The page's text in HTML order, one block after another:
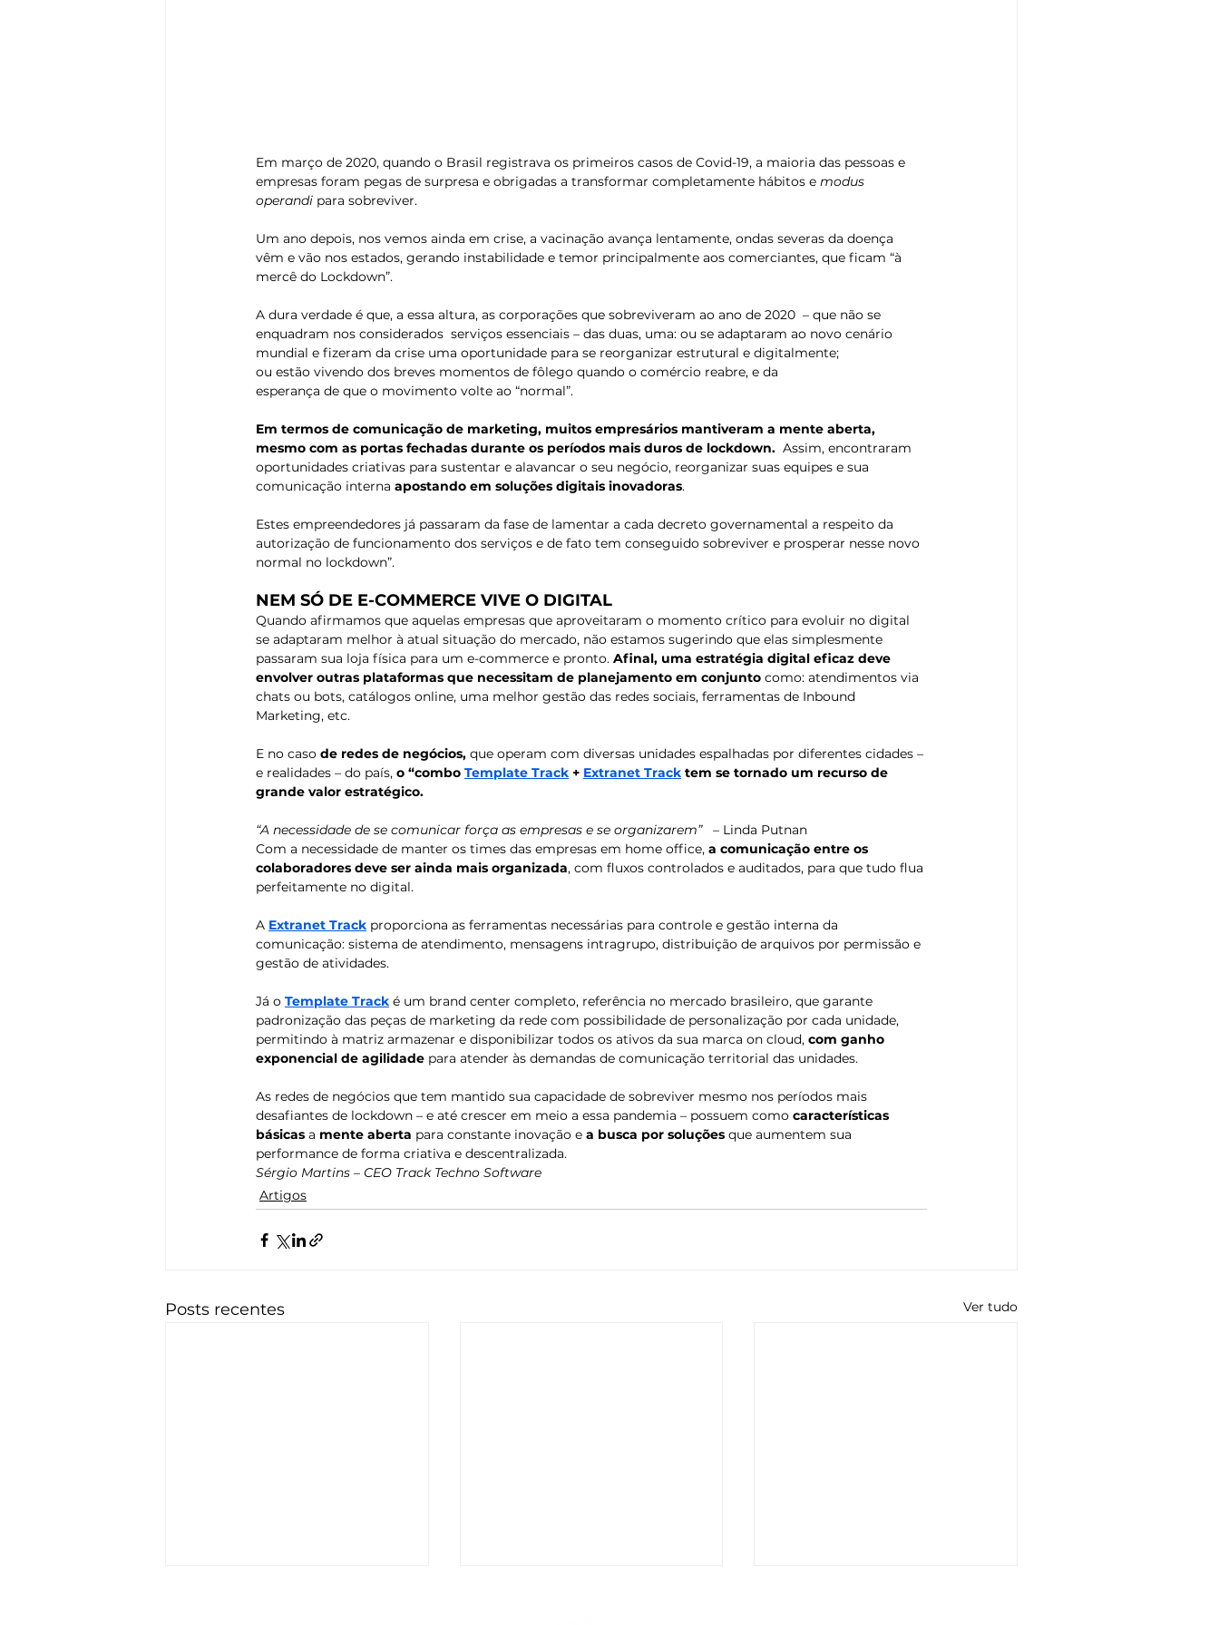
Em março de 2020, quando o Brasil registrava os primeiros casos de Covid-19, a maioria das pessoas e
empresas foram pegas de surpresa e obrigadas a transformar completamente hábitos e modus
operandi para sobreviver.
Um ano depois, nos vemos ainda em crise, a vacinação avança lentamente, ondas severas da doença
vêm e vão nos estados, gerando instabilidade e temor principalmente aos comerciantes, que ficam “à
mercê do Lockdown”.
A dura verdade é que, a essa altura, as corporações que sobreviveram ao ano de 2020  – que não se
enquadram nos considerados  serviços essenciais – das duas, uma: ou se adaptaram ao novo cenário
mundial e fizeram da crise uma oportunidade para se reorganizar estrutural e digitalmente;
ou estão vivendo dos breves momentos de fôlego quando o comércio reabre, e da
esperança de que o movimento volte ao “normal”.
Em termos de comunicação de marketing, muitos empresários mantiveram a mente aberta,
mesmo com as portas fechadas durante os períodos mais duros de lockdown.
  Assim, encontraram
oportunidades criativas para sustentar e alavancar o seu negócio, reorganizar suas equipes e sua
comunicação interna apostando em soluções digitais inovadoras.
Estes empreendedores já passaram da fase de lamentar a cada decreto governamental a respeito da
autorização de funcionamento dos serviços e de fato tem conseguido sobreviver e prosperar nesse novo
normal no lockdown”.
NEM SÓ DE E-COMMERCE VIVE O DIGITAL
Quando afirmamos que aquelas empresas que aproveitaram o momento crítico para evoluir no digital
se adaptaram melhor à atual situação do mercado, não estamos sugerindo que elas simplesmente
passaram sua loja física para um e-commerce e pronto. Afinal, uma estratégia digital eficaz deve
envolver outras plataformas que necessitam de planejamento em conjunto como: atendimentos via
chats ou bots, catálogos online, uma melhor gestão das redes sociais, ferramentas de Inbound
Marketing, etc.
E no caso de redes de negócios, que operam com diversas unidades espalhadas por diferentes cidades –
e realidades – do país, o “combo Template Track + Extranet Track tem se tornado um recurso de
grande valor estratégico.
“A necessidade de se comunicar força as empresas e se organizarem”
   – Linda Putnan
Com a necessidade de manter os times das empresas em home office, a comunicação entre os
colaboradores deve ser ainda mais organizada, com fluxos controlados e auditados, para que tudo flua
perfeitamente no digital.
A Extranet Track proporciona as ferramentas necessárias para controle e gestão interna da
comunicação: sistema de atendimento, mensagens intragrupo, distribuição de arquivos por permissão e
gestão de atividades.
Já o Template Track é um brand center completo, referência no mercado brasileiro, que garante
padronização das peças de marketing da rede com possibilidade de personalização por cada unidade,
permitindo à matriz armazenar e disponibilizar todos os ativos da sua marca on cloud, com ganho
exponencial de agilidade para atender às demandas de comunicação territorial das unidades.
As redes de negócios que tem mantido sua capacidade de sobreviver mesmo nos períodos mais
desafiantes de lockdown – e até crescer em meio a essa pandemia – possuem como características
básicas a mente aberta para constante inovação e a busca por soluções que aumentem sua
performance de forma criativa e descentralizada.
Sérgio Martins – CEO Track Techno Software
Artigos
Posts recentes Ver tudo